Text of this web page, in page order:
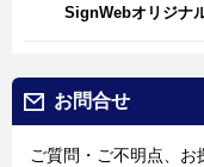
SignWebオリジナ
お問合せ
ご質問・ご不明点、お